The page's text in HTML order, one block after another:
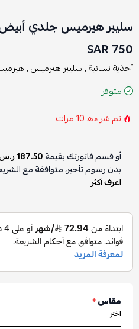
سليبر هيرميس جلدي
750 SAR
أحذية نسائية ,سليبر هيرميس ,
متوفر
تم شراءه10مرات
أو قسم فاتورتك بقيمة187.50 ر.س
بدون رسوم تأخير، متوافقة مع
اعرف أكثر
مقاس*
اختر